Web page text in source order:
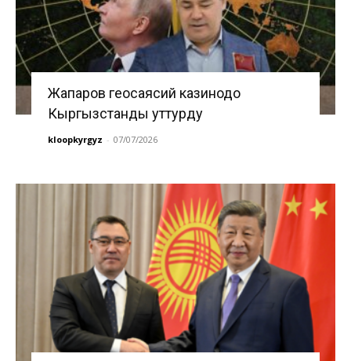
Жапаров геосаясий казинодо
Кыргызстанды уттурду
kloopkyrgyz - 07/07/2026